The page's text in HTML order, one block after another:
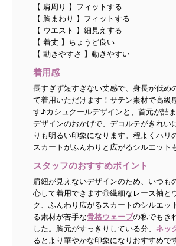
【 肩周り 】フィットする
【 胸まわり 】フィットする
【 ウエスト 】細見えする
【 着丈 】ちょうど良い
【 動きやすさ 】動きやすい
着用感
長すぎず短すぎない丈感で、身長が低め
て着用いただけます！サテン素材で高級
す♪カシュクールデザインと、首元が詰
デザインのおかげで、デコルテがきれい
りも明るい印象になります。程よくハリ
スカートがふんわりと広がるシルエッ
スタッフのおすすめポイント
肩紐が見えないデザインのため、いつも
心して着用できます◎繊細なレース袖と
ク、ふんわり広がるスカートのシルエッ
る素材が苦手な骨格ウェーブの私でもき
した。胸元がすっきりしている分、 ネッ
るとより華やかな印象になりおすすめで